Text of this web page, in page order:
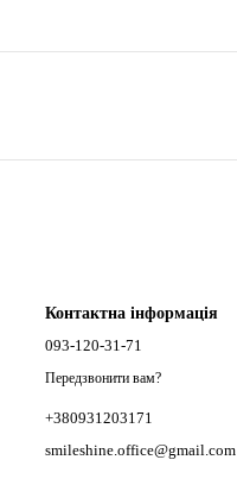
Контактна інформація
093-120-31-71
Передзвонити вам?
+380931203171
smileshine.office@gmail.com